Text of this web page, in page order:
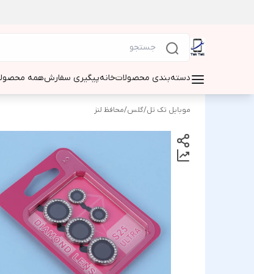
دسته‌بندی محصولاتخانهپیگیری سفارشهمه
موبایل تک تل/گلس/محافظ لنز